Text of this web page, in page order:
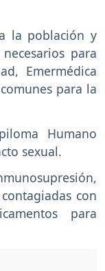
la población y
para
Emermédica
para la
Humano
sexual.
con
para